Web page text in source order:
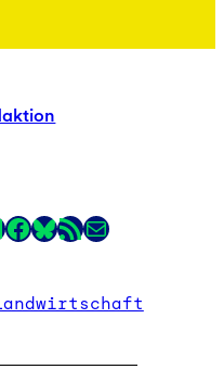
Facebook
LinkRSS-Feed
E-Mail